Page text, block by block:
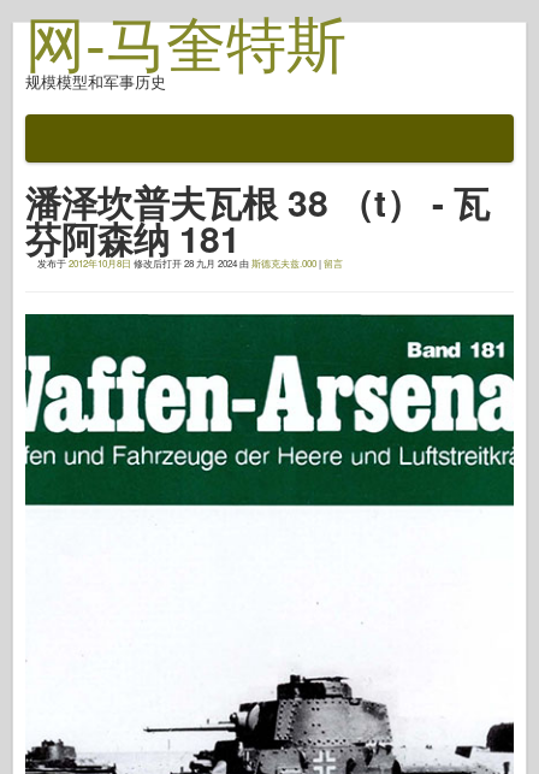
网-马奎特斯
规模模型和军事历史
战斗后
自动对焦武器
盟军轴
简介中的盔甲
协和
螺母和螺栓
新先锋
马奎特斯
潘泽坎普夫瓦根 38 （t） - 瓦
芬阿森纳 181
发布于2012年10月8日 修改后打开28 九月 2024由斯德克夫兹.000|留言